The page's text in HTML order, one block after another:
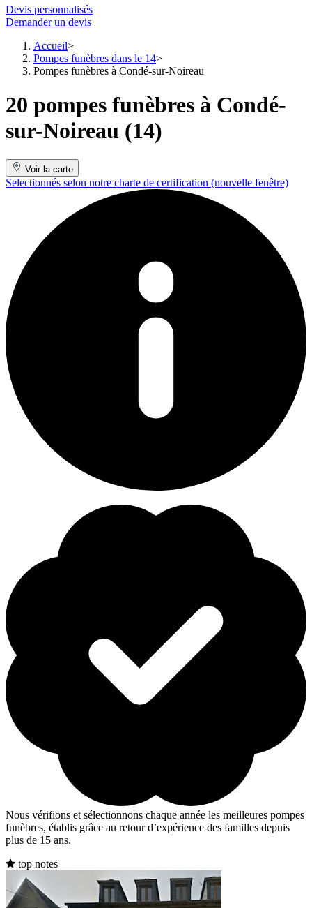
Devis personnalisés
Demander un devis
Accueil
Pompes funèbres dans le 14
Pompes funèbres à Condé-sur-Noireau
20 pompes funèbres à Condé-
sur-Noireau (14)
Voir la carte
Selectionnés selon notre charte de certification (nouvelle fenêtre)
Nous vérifions et sélectionnons chaque année les meilleures pompes
funèbres, établis grâce au retour d’expérience des familles depuis
plus de 15 ans.
top notes